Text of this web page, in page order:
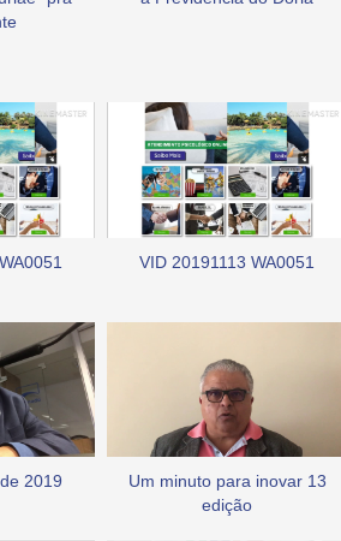
VID 20191113 WA0051
2019
Um minuto para inovar 13
edição